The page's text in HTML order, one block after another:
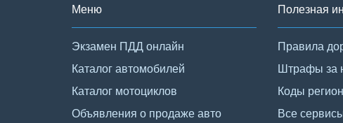
Меню
Экзамен ПДД онлайн
Каталог автомобилей
Каталог мотоциклов
Объявления о продаже авто
Полезная
Правила
Штрафы за
Коды
Все